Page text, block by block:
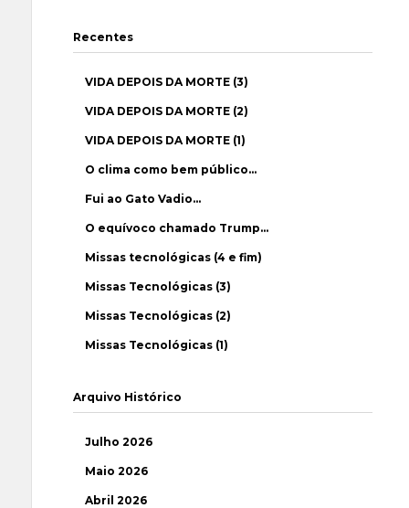
Recentes
VIDA DEPOIS DA MORTE (3)
VIDA DEPOIS DA MORTE (2)
VIDA DEPOIS DA MORTE (1)
O clima como bem público…
Fui ao Gato Vadio…
O equívoco chamado Trump…
Missas tecnológicas (4 e fim)
Missas Tecnológicas (3)
Missas Tecnológicas (2)
Missas Tecnológicas (1)
Arquivo Histórico
Julho 2026
Maio 2026
Abril 2026